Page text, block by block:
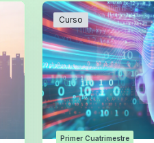
Curso
Primer Cuatrimestre